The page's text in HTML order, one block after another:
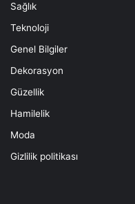
Sağlık
Teknoloji
Genel Bilgiler
Dekorasyon
Güzellik
Hamilelik
Moda
Gizlilik politikası